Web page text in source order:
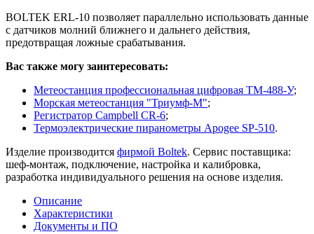
BOLTEK ERL-10 позволяет параллельно использовать данные
с датчиков молний ближнего и дальнего действия,
предотвращая ложные срабатывания.
Вас также могу заинтересовать:
Метеостанция профессиональная цифровая ТМ-488-У;
Морская метеостанция "Триумф-М";
Регистратор Campbell CR-6;
Термоэлектрические пиранометры Apogee SP-510.
Изделие производится фирмой Boltek. Сервис поставщика:
шеф-монтаж, подключение, настройка и калибровка,
разработка индивидуального решения на основе изделия.
Описание
Характеристики
Документы и ПО